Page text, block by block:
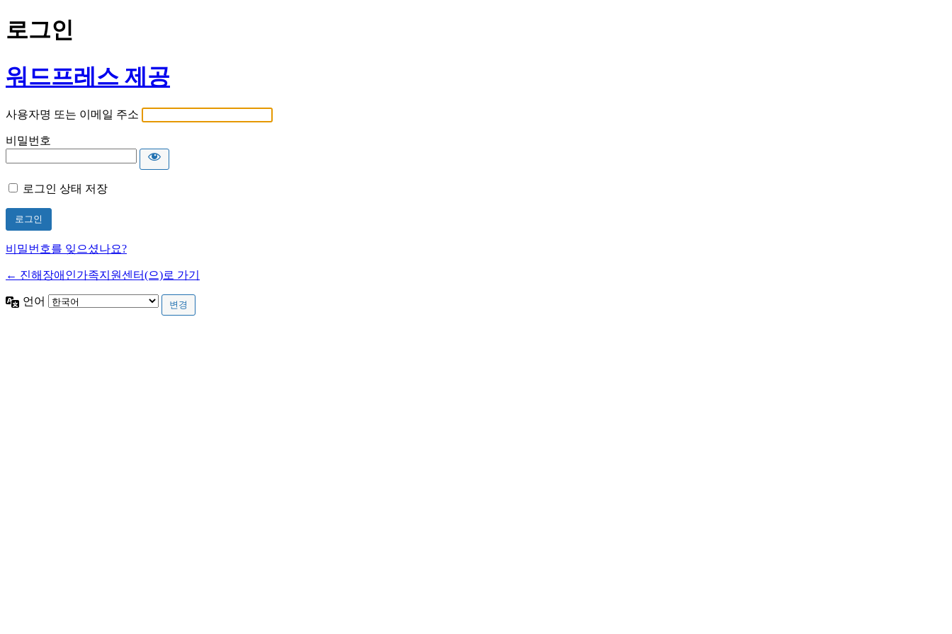
로그인
워드프레스 제공
사용자명 또는 이메일 주소
비밀번호
로그인 상태 저장
비밀번호를 잊으셨나요?
← 진해장애인가족지원센터(으)로 가기
언어